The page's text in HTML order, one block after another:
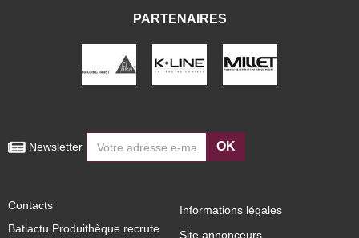
PARTENAIRES
Newsletter OK
Contacts
Batiactu Produithèque recrute
Informations légales
Site annonceurs